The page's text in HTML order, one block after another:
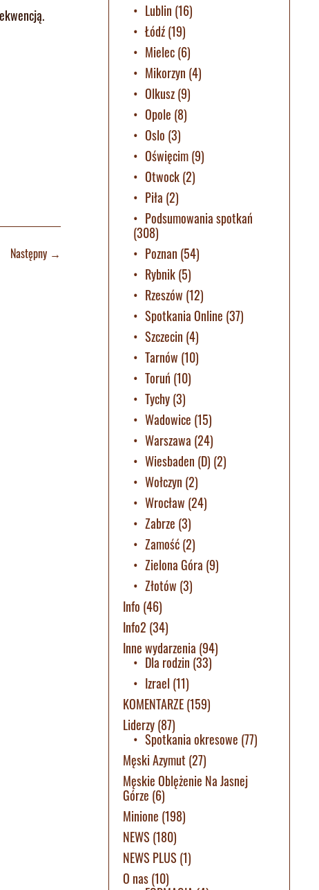
Następny→
Lublin (16)
Łódź(19)
Mielec(6)
Mikorzyn (4)
Olkusz(9)
Opole (8)
Oslo (3)
Oświęcim(9)
Otwock(2)
Piła (2)
Podsumowania spotkań
(308)
Poznan (54)
Rybnik(5)
Rzeszów (12)
Spotkania Online (37)
Szczecin (4)
Tarnów (10)
Toruń (10)
Tychy(3)
Wadowice (15)
Warszawa (24)
Wiesbaden (D) (2)
Wołczyn (2)
Wrocław (24)
Zabrze (3)
Zamość(2)
Zielona Góra (9)
Złotów (3)
Info (46)
Info2 (34)
Inne wydarzenia (94)
Dla rodzin (33)
Izrael (11)
KOMENTARZE(159)
Liderzy(87)
Spotkania okresowe (77)
Męski Azymut (27)
Męskie Oblężenie Na Jasnej
Górze (6)
Minione (198)
NEWS (180)
NEWS PLUS (1)
O nas(10)